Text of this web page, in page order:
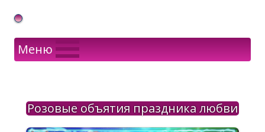
Gif Открытки в подарок
Меню
Розовые объятия праздника любви